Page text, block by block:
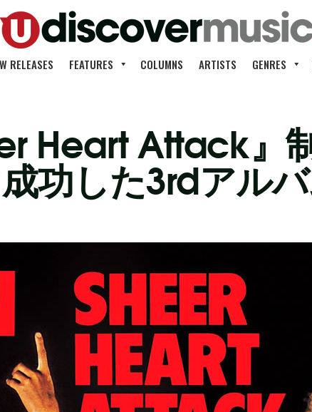
RELEASES FEATURES COLUMNS ARTISTS GENRES
Heart Attack』
功した3rdアル